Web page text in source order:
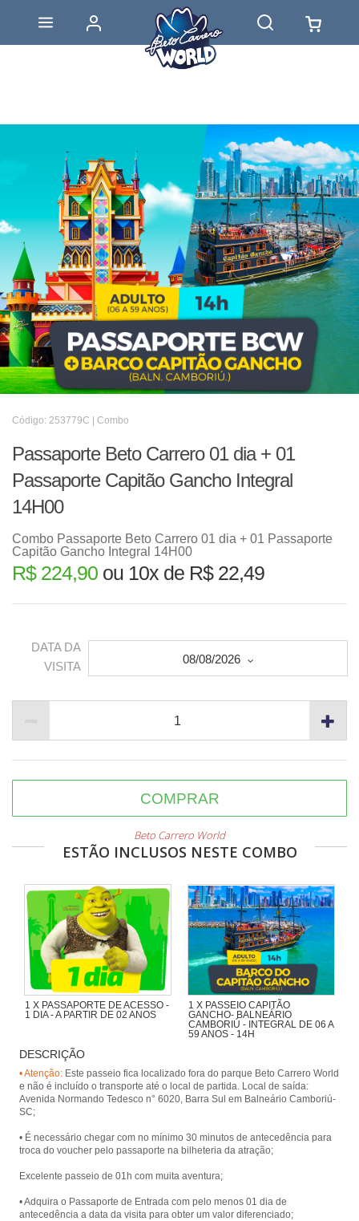
Código: 253779C | Combo
Passaporte Beto Carrero 01 dia + 01
Passaporte Capitão Gancho Integral
14H00
Combo Passaporte Beto Carrero 01 dia + 01 Passaporte
Capitão Gancho Integral 14H00
R$ 224,90 ou 10x de R$ 22,49
DATA DA
VISITA
08/08/2026
COMPRAR
Beto Carrero World
ESTÃO INCLUSOS NESTE COMBO
1 X PASSAPORTE DE ACESSO -
1 DIA - A PARTIR DE 02 ANOS
1 X PASSEIO CAPITÃO
GANCHO- BALNEÁRIO
CAMBORIÚ - INTEGRAL DE 06 A
59 ANOS - 14H
desembarcando na Praia de
Laranjeiras, com presença animada
de piratas.
DESCRIÇÃO
• Atenção: Este passeio fica localizado fora do parque Beto Carrero World
e não é incluído o transporte até o local de partida. Local de saída:
Avenida Normando Tedesco n° 6020, Barra Sul em Balneário Camboriú-
SC;
• É necessário chegar com no mínimo 30 minutos de antecedência para
troca do voucher pelo passaporte na bilheteria da atração;
Excelente passeio de 01h com muita aventura;
• Adquira o Passaporte de Entrada com pelo menos 01 dia de
antecedência a data da visita para obter um valor diferenciado;